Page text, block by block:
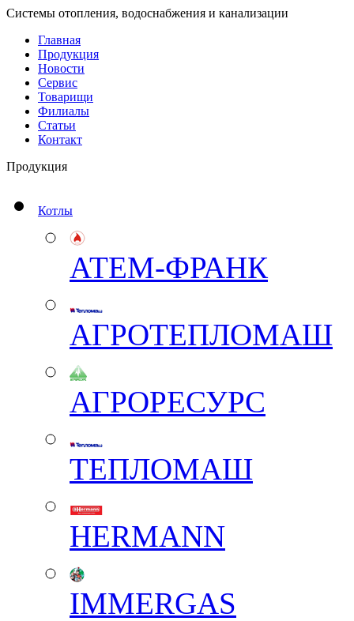
Системы отопления, водоснабжения и канализации
Главная
Продукция
Новости
Сервис
Товарищи
Филиалы
Статьи
Контакт
Продукция
Котлы
АТЕМ-ФРАНК
АГРОТЕПЛОМАШ
АГРОРЕСУРС
ТЕПЛОМАШ
HERMANN
IMMERGAS